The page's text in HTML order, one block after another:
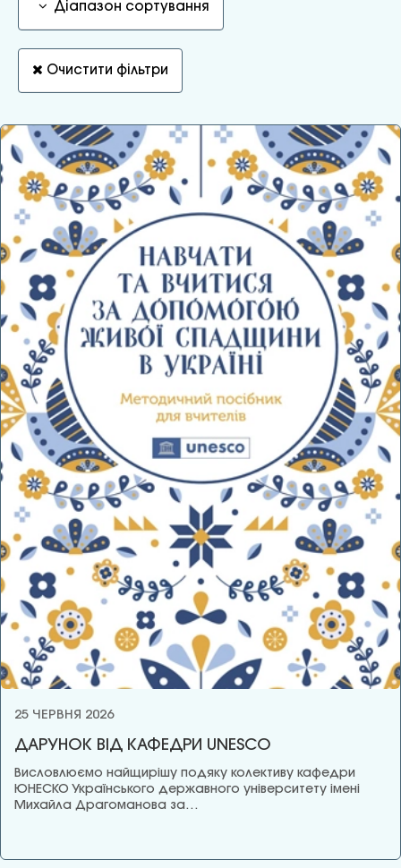
Діапазон сортування
Очистити фільтри
25 ЧЕРВНЯ 2026
ДАРУНОК ВІД КАФЕДРИ UNESCO
Висловлюємо найщирішу подяку колективу кафедри
ЮНЕСКО Українського державного університету імені
Михайла Драгоманова за…